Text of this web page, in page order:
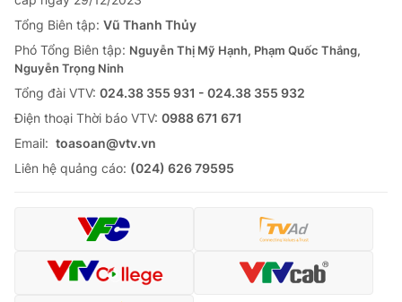
Tổng Biên tập: Vũ Thanh Thủy
Phó Tổng Biên tập: Nguyễn Thị Mỹ Hạnh, Phạm Quốc Thắng,
Nguyễn Trọng Ninh
Tổng đài VTV: 024.38 355 931 - 024.38 355 932
Ðiện thoại Thời báo VTV: 0988 671 671
Email: toasoan@vtv.vn
Liên hệ quảng cáo: (024) 626 79595